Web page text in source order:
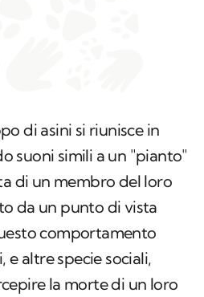
di asini si riunisce in
suoni simili a un "pianto"
di un membro del loro
da un punto di vista
comportamento
e altre specie sociali,
la morte di un loro